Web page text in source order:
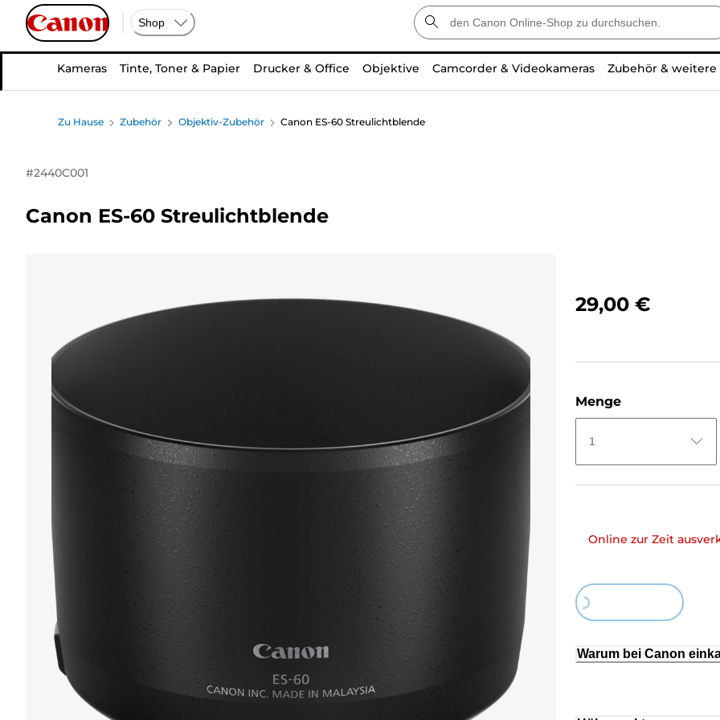
Shop
Kameras Tinte, Toner & Papier Drucker & Office Objektive Camcorder & Videokameras Zubehör &
Zu Hause Zubehör Objektiv-Zubehör Canon ES-60 Streulichtblende
#2440C001
Canon ES-60 Streulichtblende
29,00 €
Menge
1
Online zur Zeit
Loading...
Warum bei Canon